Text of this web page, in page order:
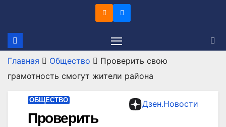
содержимому
Главная Общество
Проверить свою
грамотность смогут жители района
Дзен.Новости
ОБЩЕСТВО
Проверить